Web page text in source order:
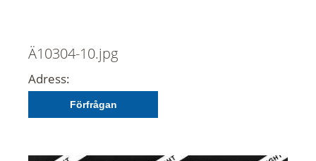
Ä10304-10.jpg
Adress:
Förfrågan